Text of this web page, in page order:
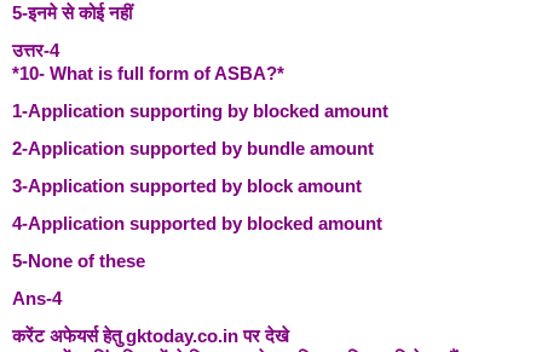
5-इनमे से कोई नहीं
उत्तर-4
*10- What is full form of ASBA?*
1-Application supporting by blocked amount
2-Application supported by bundle amount
3-Application supported by block amount
4-Application supported by blocked amount
5-None of these
Ans-4
करेंट अफेयर्स हेतु gktoday.co.in पर देखे